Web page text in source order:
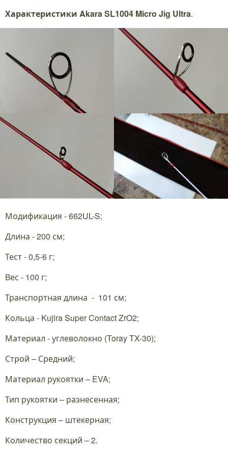
Характеристики Akara SL1004 Micro Jig Ultra.
Модификация - 662UL-S;
Длина - 200 см;
Тест - 0,5-6 г;
Вес - 100 г;
Транспортная длина - 101 см;
Кольца - Kujira Super Contact ZrO2;
Материал - углеволокно (Toray TX-30);
Строй – Средний;
Материал рукоятки – EVA;
Тип рукоятки – разнесенная;
Конструкция – штекерная;
Количество секций – 2.